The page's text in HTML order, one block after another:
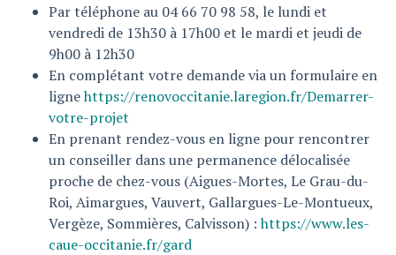
Par téléphone au 04 66 70 98 58, le lundi et
vendredi de 13h30 à 17h00 et le mardi et jeudi de
9h00 à 12h30
En complétant votre demande via un formulaire en
lignehttps://renovoccitanie.laregion.fr/Demarrer-
votre-projet
En prenant rendez-vous en ligne pour rencontrer
un conseiller dans une permanence délocalisée
proche de chez-vous (Aigues-Mortes, Le Grau-du-
Roi, Aimargues, Vauvert, Gallargues-Le-Montueux,
Vergèze, Sommières, Calvisson) :https://www.les-
caue-occitanie.fr/gard